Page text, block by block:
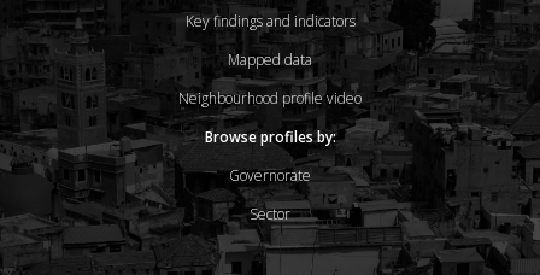
Key findings and indicators
Mapped data
Neighbourhood profile video
Browse profiles by:
Governorate
Sector